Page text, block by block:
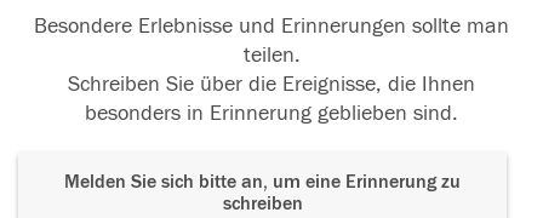
Besondere Erlebnisse und Erinnerungen sollte man
teilen.
Schreiben Sie über die Ereignisse, die Ihnen
besonders in Erinnerung geblieben sind.
Melden Sie sich bitte an, um eine Erinnerung zu
schreiben